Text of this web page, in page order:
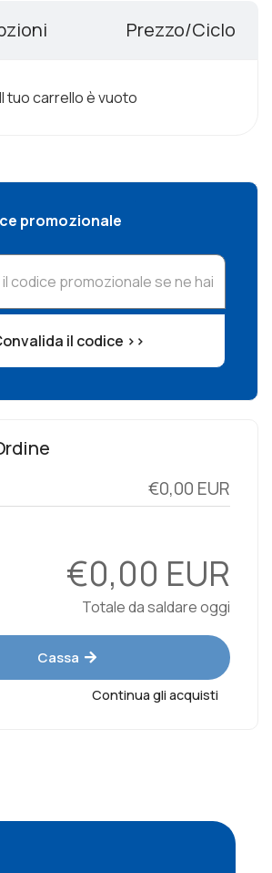
Prezzo/Ciclo
Il tuo carrello è vuoto
promozionale
il codice >>
€0,00 EUR
€0,00 EUR
Totale da saldare oggi
Cassa
Continua gli acquisti